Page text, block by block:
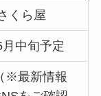
くら屋
中旬予定
※最新情報